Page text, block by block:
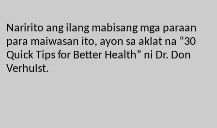
Naririto ang ilang mabisang mga paraan
para maiwasan ito, ayon sa aklat na “30
Quick Tips for Better Health” ni Dr. Don
Verhulst.